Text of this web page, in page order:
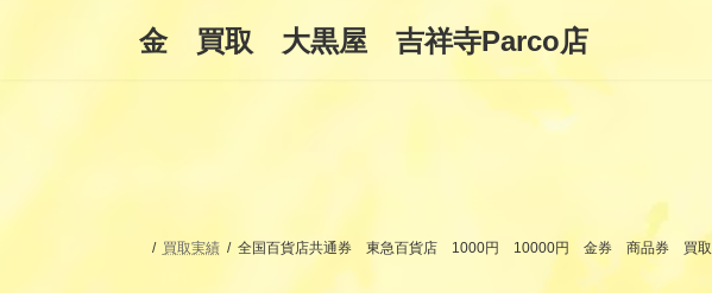
金 買取 大黒屋 吉祥寺Parco店
買取実績 全国百貨店共通券 東急百貨店 1000円 10000円 金券 商品券 買取